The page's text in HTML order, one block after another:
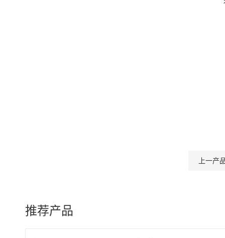
上一产
推荐产品